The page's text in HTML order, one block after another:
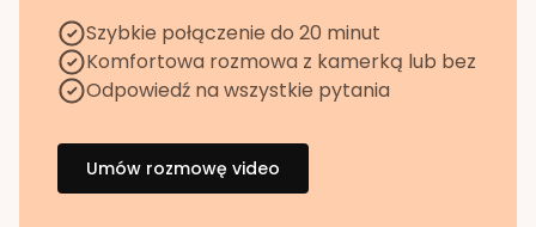
Szybkie połączenie do 20 minut
Komfortowa rozmowa z kamerką lub bez
Odpowiedź na wszystkie pytania
Umów rozmowę video